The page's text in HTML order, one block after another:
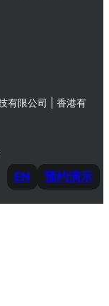
EN 预约演示
有限公司 | 香港有